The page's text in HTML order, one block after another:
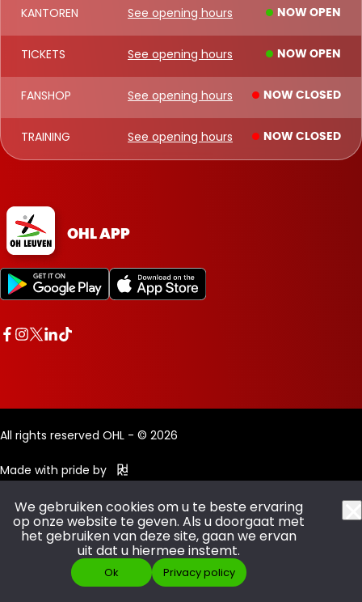
KANTOREN See opening hours NOW OPEN
TICKETS See opening hours NOW OPEN
FANSHOP See opening hours NOW CLOSED
TRAINING See opening hours NOW CLOSED
OHL APP
All rights reserved OHL - © 2026
Made with pride by
We gebruiken cookies om u te beste ervaring
op onze website te geven. Als u doorgaat met
het gebruiken van deze site, gaan we ervan
uit dat u hiermee instemt.
Ok Privacy policy